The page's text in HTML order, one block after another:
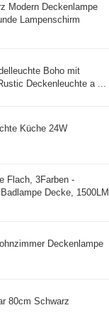
Modern Deckenlampe
Lampenschirm
Boho mit
Deckenleuchte a ...
Küche 24W
Flach, 3Farben -
Decke, 1500LM
Deckenlampe
80cm Schwarz